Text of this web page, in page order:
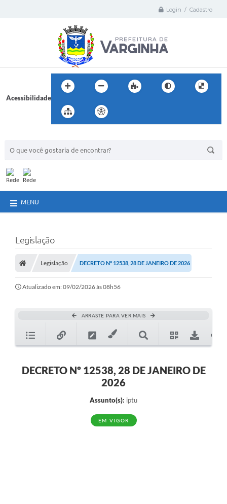
Login / Cadastro
Acessibilidade
MENU
Legislação
Legislação DECRETO Nº 12538, 28 DE JANEIRO DE 2026
Atualizado em: 09/02/2026 às 08h56
ARRASTE PARA VER MAIS
DECRETO Nº 12538, 28 DE JANEIRO DE
2026
Assunto(s): iptu
EM VIGOR